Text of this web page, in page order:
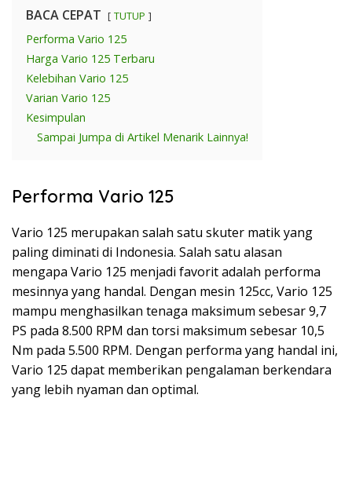
BACA CEPAT TUTUP
Performa Vario 125
Harga Vario 125 Terbaru
Kelebihan Vario 125
Varian Vario 125
Kesimpulan
Sampai Jumpa di Artikel Menarik Lainnya!
Performa Vario 125
Vario 125 merupakan salah satu skuter matik yang
paling diminati di Indonesia. Salah satu alasan
mengapa Vario 125 menjadi favorit adalah performa
mesinnya yang handal. Dengan mesin 125cc, Vario 125
mampu menghasilkan tenaga maksimum sebesar 9,7
PS pada 8.500 RPM dan torsi maksimum sebesar 10,5
Nm pada 5.500 RPM. Dengan performa yang handal ini,
Vario 125 dapat memberikan pengalaman berkendara
yang lebih nyaman dan optimal.